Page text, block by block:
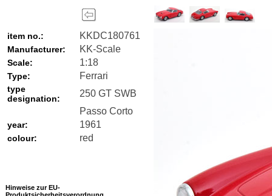
item no.: KKDC180761
Manufacturer: KK-Scale
Scale: 1:18
Type: Ferrari
type
designation:
250 GT SWB
Passo Corto
year: 1961
colour: red
Hinweise zur EU-